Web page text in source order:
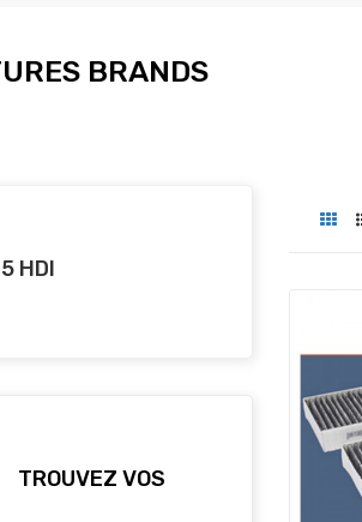
BRANDS
HDI
TROUVEZ VOS